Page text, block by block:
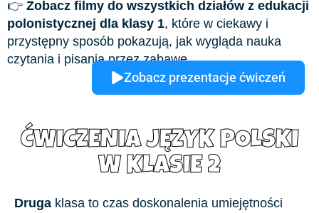
👉 Zobacz filmy do wszystkich działów z edukacji
polonistycznej dla klasy 1, które w ciekawy i
przystępny sposób pokazują, jak wygląda nauka
czytania i pisania przez zabawę.
Zobacz prezentacje ćwiczeń
ĆWICZENIA JĘZYK POLSKI
W KLASIE 2
Druga klasa to czas doskonalenia umiejętności